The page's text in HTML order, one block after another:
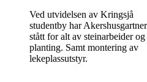
Ved utvidelsen av Kringsjå
studentby har
stått for alt av steinarbeider og
planting. Samt montering av
lekeplassutstyr.